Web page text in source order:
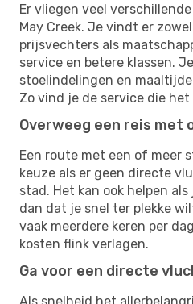
Er vliegen veel
May Creek. Je vindt er
prijsvechters als
service en betere klassen.
stoelindelingen en
Zo vind je de service die
Overweeg een reis met
Een route met een of meer
keuze als er geen directe
stad. Het kan ook helpen
dan dat je snel ter plekke
vaak meerdere keren per
kosten flink verlagen.
Ga voor een directe